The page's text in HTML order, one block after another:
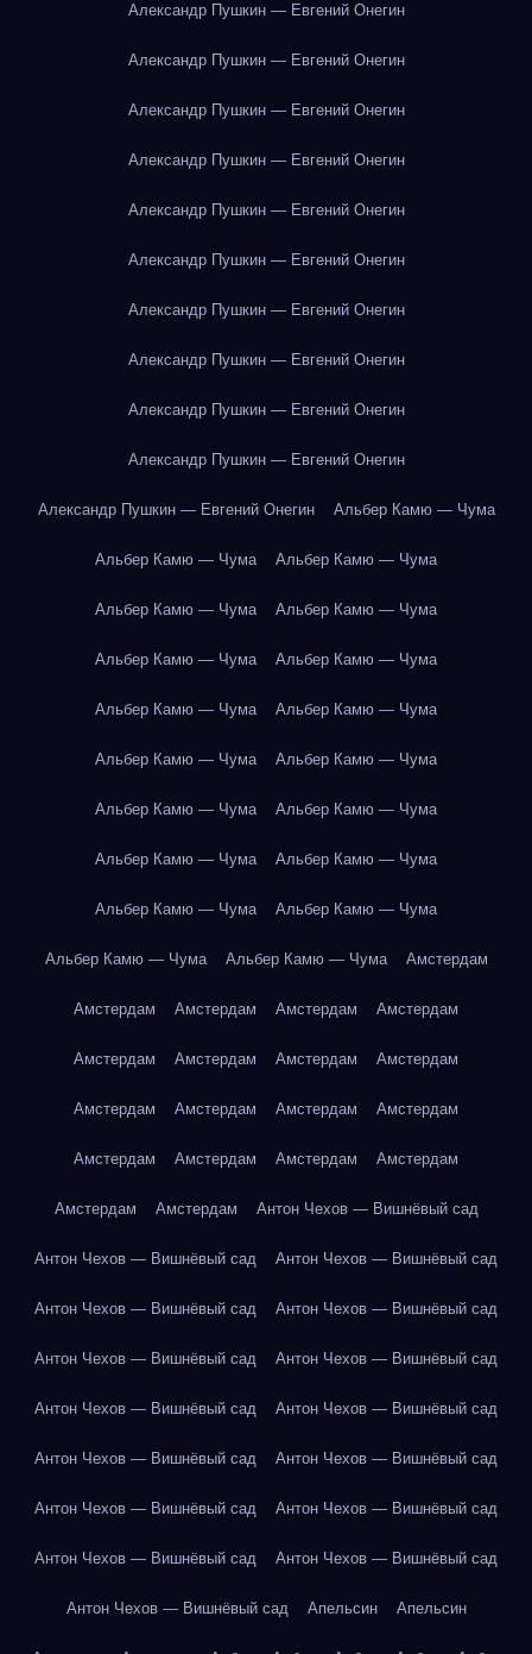
Александр Пушкин — Евгений Онегин
Александр Пушкин — Евгений Онегин
Александр Пушкин — Евгений Онегин
Александр Пушкин — Евгений Онегин
Александр Пушкин — Евгений Онегин
Александр Пушкин — Евгений Онегин
Александр Пушкин — Евгений Онегин
Александр Пушкин — Евгений Онегин
Александр Пушкин — Евгений Онегин
Александр Пушкин — Евгений Онегин
Александр Пушкин — Евгений Онегин Альбер Камю — Чума
Альбер Камю — Чума Альбер Камю — Чума
Альбер Камю — Чума Альбер Камю — Чума
Альбер Камю — Чума Альбер Камю — Чума
Альбер Камю — Чума Альбер Камю — Чума
Альбер Камю — Чума Альбер Камю — Чума
Альбер Камю — Чума Альбер Камю — Чума
Альбер Камю — Чума Альбер Камю — Чума
Альбер Камю — Чума Альбер Камю — Чума
Альбер Камю — Чума Альбер Камю — Чума Амстердам
Амстердам Амстердам Амстердам Амстердам
Амстердам Амстердам Амстердам Амстердам
Амстердам Амстердам Амстердам Амстердам
Амстердам Амстердам Амстердам Амстердам
Амстердам Амстердам Антон Чехов — Вишнёвый сад
Антон Чехов — Вишнёвый сад Антон Чехов — Вишнёвый сад
Антон Чехов — Вишнёвый сад Антон Чехов — Вишнёвый сад
Антон Чехов — Вишнёвый сад Антон Чехов — Вишнёвый сад
Антон Чехов — Вишнёвый сад Антон Чехов — Вишнёвый сад
Антон Чехов — Вишнёвый сад Антон Чехов — Вишнёвый сад
Антон Чехов — Вишнёвый сад Антон Чехов — Вишнёвый сад
Антон Чехов — Вишнёвый сад Антон Чехов — Вишнёвый сад
Антон Чехов — Вишнёвый сад Апельсин Апельсин